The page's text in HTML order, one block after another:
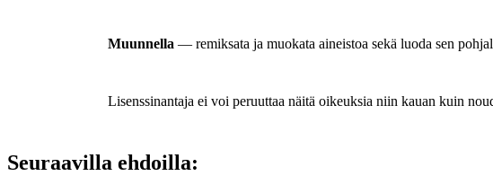
Muunnella — remiksata ja muokata aineistoa sekä luoda sen
Lisenssinantaja ei voi peruuttaa näitä oikeuksia niin kauan kuin
Seuraavilla ehdoilla: